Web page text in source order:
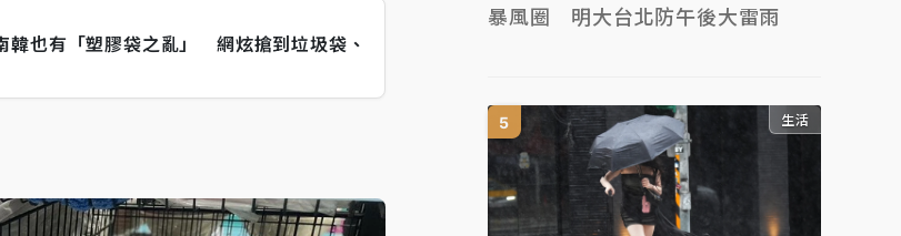
韓也有「塑膠袋之亂」 網炫搶到垃圾袋、
暴風圈 明大台北防午後大雷雨
生活